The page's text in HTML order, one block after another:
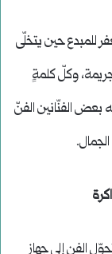
للمبدع حين يتخلّى
وكلّ كلمةٍ
بعض الفنّانين الفنّ
الفن إلى جهاز